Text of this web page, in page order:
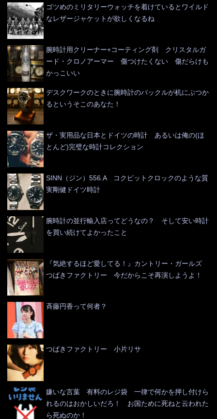
ゴツめのミリタリーウォッチを着けているとワイルド
なレザージャケットが欲しくなるね
腕時計用クリーナー+コーティング剤 クリスタルガ
ード・クロノアーマー 傷つけたくない 傷だらけも
かっこいい
デスクワークのときに腕時計のバックルが机にぶつか
るというそこのあなた！
ザ・実用品な日本とドイツの時計 あるいは俺の(ほ
とんど)完璧な時計コレクション
SINN（ジン）556.A コクピットクロックのような質
実剛健ドイツ時計
腕時計の並行輸入店ってどうなの？ そして安い時計
を買い続けてよかったこと
『気絶するほど愛してる！』カントリー・ガールズ
つばきファクトリー 今だからこそ再演しようよ！
斉藤円香って何者？
つばきファクトリー 小片リサ
嫌いな言葉 有料のレジ袋 一律で何かを押し付けら
れるのはおかしいだろ！ お国ために死ねと云われた
ら死ぬのか！